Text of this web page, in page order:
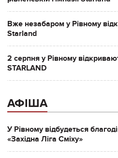
Вже незабаром у Рівному
Starland
2 серпня у Рівному
STARLAND
АФІША
У Рівному відбудеться
«Західна Ліга Сміху»